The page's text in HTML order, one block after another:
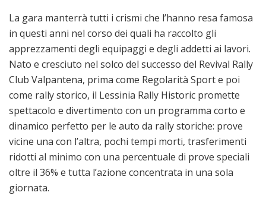
La gara manterrà tutti i crismi che l’hanno resa famosa
in questi anni nel corso dei quali ha raccolto gli
apprezzamenti degli equipaggi e degli addetti ai lavori.
Nato e cresciuto nel solco del successo del Revival Rally
Club Valpantena, prima come Regolarità Sport e poi
come rally storico, il Lessinia Rally Historic promette
spettacolo e divertimento con un programma corto e
dinamico perfetto per le auto da rally storiche: prove
vicine una con l’altra, pochi tempi morti, trasferimenti
ridotti al minimo con una percentuale di prove speciali
oltre il 36% e tutta l’azione concentrata in una sola
giornata.